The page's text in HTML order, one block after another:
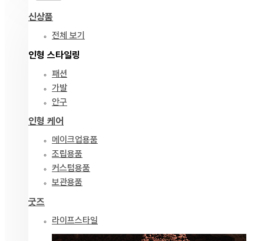
신상품
전체 보기
인형 스타일링
패션
가발
안구
인형 케어
메이크업용품
조립용품
커스텀용품
보관용품
굿즈
라이프스타일